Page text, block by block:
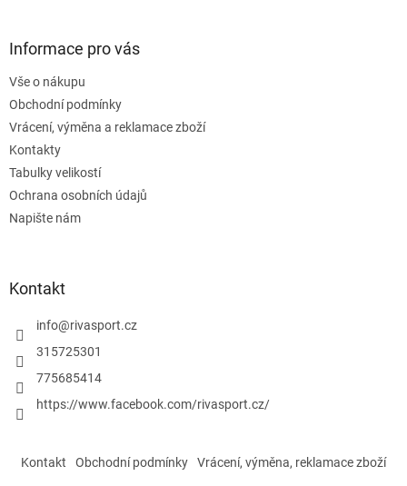
Informace pro vás
Vše o nákupu
Obchodní podmínky
Vrácení, výměna a reklamace zboží
Kontakty
Tabulky velikostí
Ochrana osobních údajů
Napište nám
Kontakt
info@rivasport.cz
315725301
775685414
https://www.facebook.com/rivasport.cz/
Kontakt Obchodní podmínky Vrácení, výměna, reklamace zboží